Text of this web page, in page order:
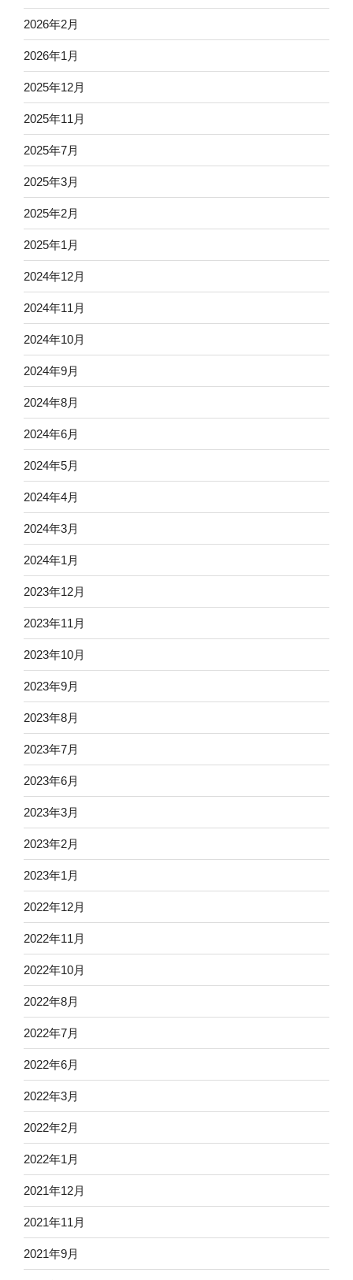
2026年2月
2026年1月
2025年12月
2025年11月
2025年7月
2025年3月
2025年2月
2025年1月
2024年12月
2024年11月
2024年10月
2024年9月
2024年8月
2024年6月
2024年5月
2024年4月
2024年3月
2024年1月
2023年12月
2023年11月
2023年10月
2023年9月
2023年8月
2023年7月
2023年6月
2023年3月
2023年2月
2023年1月
2022年12月
2022年11月
2022年10月
2022年8月
2022年7月
2022年6月
2022年3月
2022年2月
2022年1月
2021年12月
2021年11月
2021年9月